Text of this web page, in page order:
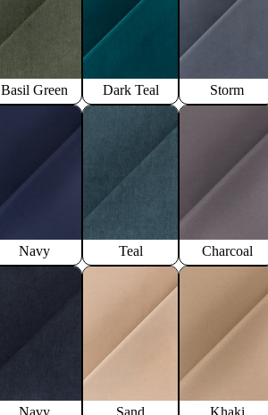
Basil Green Dark Teal Storm
Navy Teal Charcoal